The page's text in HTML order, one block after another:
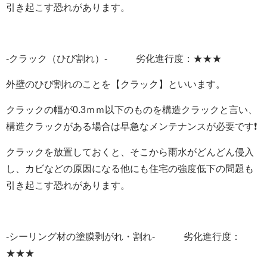
引き起こす恐れがあります。
-クラック（ひび割れ）- 劣化進行度：★★★
外壁のひび割れのことを【クラック】といいます。
クラックの幅が0.3ｍｍ以下のものを構造クラックと言い、
構造クラックがある場合は早急なメンテナンスが必要です❗
クラックを放置しておくと、そこから雨水がどんどん侵入
し、カビなどの原因になる他にも住宅の強度低下の問題も
引き起こす恐れがあります。
-シーリング材の塗膜剥がれ・割れ- 劣化進行度：
★★★